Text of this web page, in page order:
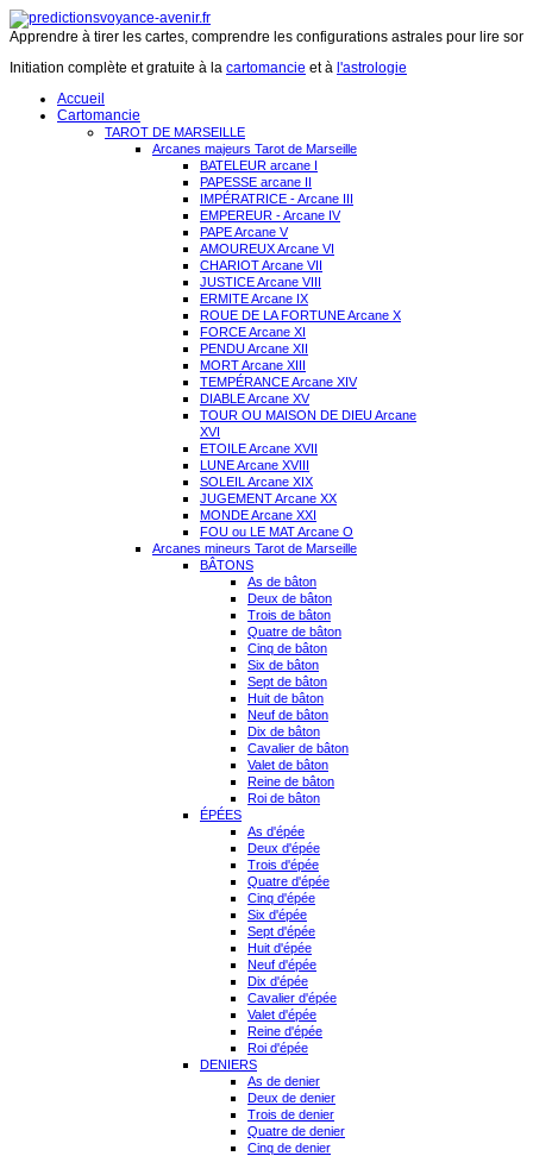
Apprendre à tirer les cartes, comprendre les configurations astrales pour lire
Initiation complète et gratuite à la cartomancie et à l'astrologie
Accueil
Cartomancie
TAROT DE MARSEILLE
Arcanes majeurs Tarot de Marseille
BATELEUR arcane I
PAPESSE arcane II
IMPÉRATRICE - Arcane III
EMPEREUR - Arcane IV
PAPE Arcane V
AMOUREUX Arcane VI
CHARIOT Arcane VII
JUSTICE Arcane VIII
ERMITE Arcane IX
ROUE DE LA FORTUNE Arcane X
FORCE Arcane XI
PENDU Arcane XII
MORT Arcane XIII
TEMPÉRANCE Arcane XIV
DIABLE Arcane XV
TOUR OU MAISON DE DIEU Arcane
XVI
ETOILE Arcane XVII
LUNE Arcane XVIII
SOLEIL Arcane XIX
JUGEMENT Arcane XX
MONDE Arcane XXI
FOU ou LE MAT Arcane O
Arcanes mineurs Tarot de Marseille
BÂTONS
As de bâton
Deux de bâton
Trois de bâton
Quatre de bâton
Cinq de bâton
Six de bâton
Sept de bâton
Huit de bâton
Neuf de bâton
Dix de bâton
Cavalier de bâton
Valet de bâton
Reine de bâton
Roi de bâton
ÉPÉES
As d'épée
Deux d'épée
Trois d'épée
Quatre d'épée
Cinq d'épée
Six d'épée
Sept d'épée
Huit d'épée
Neuf d'épée
Dix d'épée
Cavalier d'épée
Valet d'épée
Reine d'épée
Roi d'épée
DENIERS
As de denier
Deux de denier
Trois de denier
Quatre de denier
Cinq de denier